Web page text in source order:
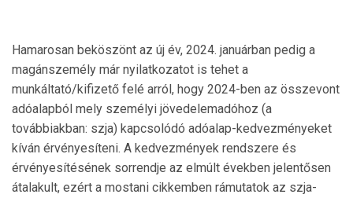
Hamarosan beköszönt az új év, 2024. januárban pedig a
magánszemély már nyilatkozatot is tehet a
munkáltató/kifizető felé arról, hogy 2024-ben az összevont
adóalapból mely személyi jövedelemadóhoz (a
továbbiakban: szja) kapcsolódó adóalap-kedvezményeket
kíván érvényesíteni. A kedvezmények rendszere és
érvényesítésének sorrendje az elmúlt években jelentősen
átalakult, ezért a mostani cikkemben rámutatok az szja-